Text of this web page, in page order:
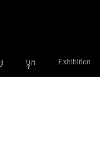
ប្លុក Exhibition